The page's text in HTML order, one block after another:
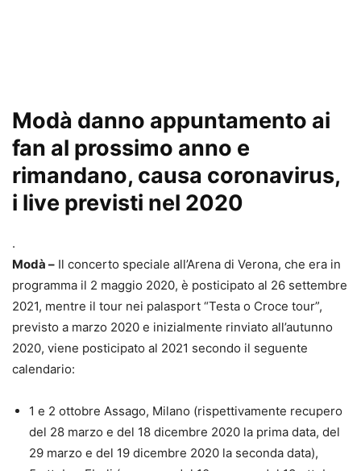
Modà danno appuntamento ai
fan al prossimo anno e
rimandano, causa coronavirus,
i live previsti nel 2020
.
Modà – Il concerto speciale all’Arena di Verona, che era in
programma il 2 maggio 2020, è posticipato al 26 settembre
2021, mentre il tour nei palasport “Testa o Croce tour”,
previsto a marzo 2020 e inizialmente rinviato all’autunno
2020, viene posticipato al 2021 secondo il seguente
calendario:
1 e 2 ottobre Assago, Milano (rispettivamente recupero
del 28 marzo e del 18 dicembre 2020 la prima data, del
29 marzo e del 19 dicembre 2020 la seconda data),